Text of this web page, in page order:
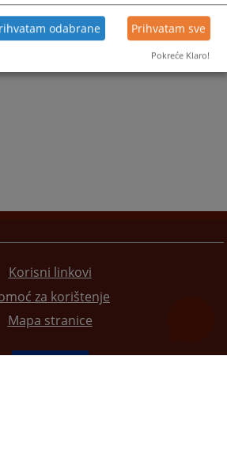
Korisni linkovi
za korištenje
Mapa stranice
odabrane Prihvatam sve
Pokreće Klaro!